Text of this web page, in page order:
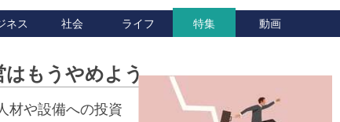
ネス 社会 ライフ 特集 動画
はもうやめよう
材や設備への投資